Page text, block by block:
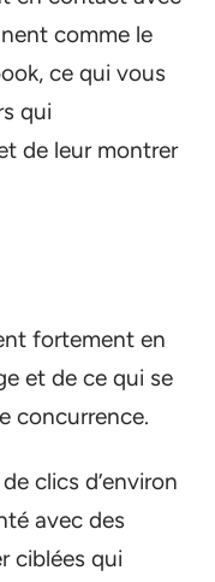
comme le
ce qui vous
qui
de leur montrer
fortement en
et de ce qui se
concurrence.
clics d’environ
avec des
ciblées qui